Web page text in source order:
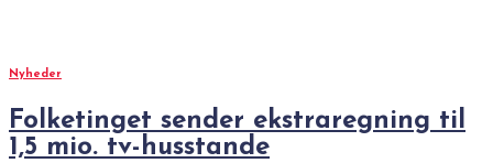
Nyheder
Folketinget sender ekstraregning til
1,5 mio. tv-husstande